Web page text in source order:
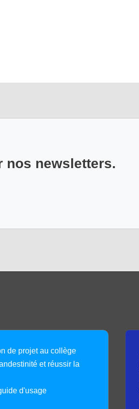
nos newsletters.
de projet au collège
et réussir la
d'usage